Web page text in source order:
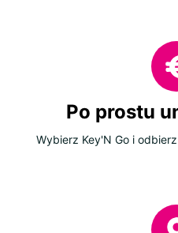
Po prostu
Wybierz Key'N Go i